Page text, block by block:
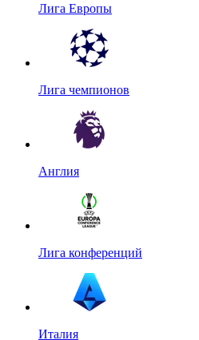
Лига Европы
Лига чемпионов
Англия
Лига конференций
Италия